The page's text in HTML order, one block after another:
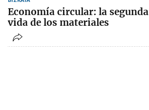
Economía circular: la segunda
vida de los materiales